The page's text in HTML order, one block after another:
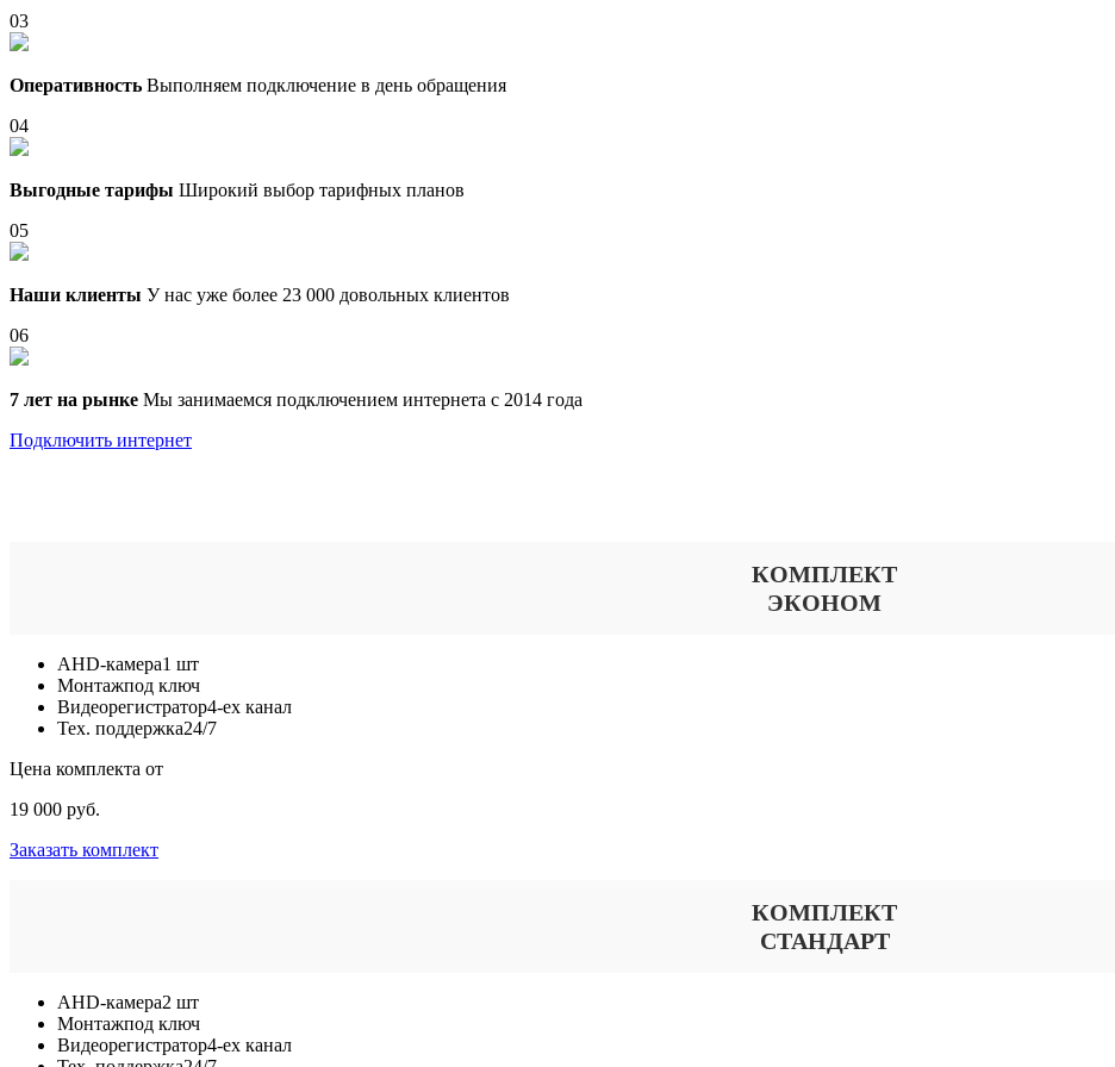
03
Оперативность Выполняем подключение в день обращения
04
Выгодные тарифы Широкий выбор тарифных планов
05
Наши клиенты У нас уже более 23 000 довольных клиентов
06
7 лет на рынке Мы занимаемся подключением интернета с 2014 года
Подключить интернет
КОМПЛЕКТ
ЭКОНОМ
AHD-камера1 шт
Монтажпод ключ
Видеорегистратор4-ех канал
Тех. поддержка24/7
Цена комплекта от
19 000 руб.
Заказать комплект
КОМПЛЕКТ
СТАНДАРТ
AHD-камера2 шт
Монтажпод ключ
Видеорегистратор4-ех канал